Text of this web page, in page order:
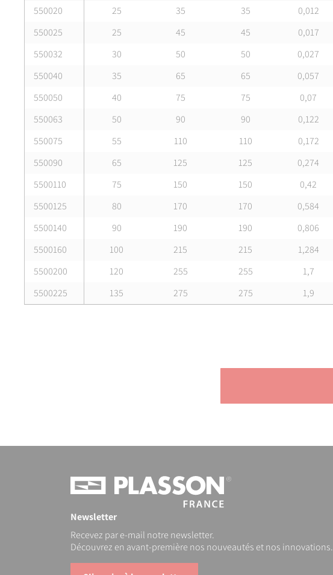
550020
25 35 35 0,012
550025
25 45 45 0,017
550032
30 50 50 0,027
550040
35 65 65 0,057
550050
40 75 75 0,07
550063
50 90 90 0,122
550075
55 110 110 0,172
550090
65 125 125 0,274
5500110
75 150 150 0,42
5500125
80 170 170 0,584
5500140
90 190 190 0,806
5500160
100 215 215 1,284
5500200
120 255 255 1,7
5500225
135 275 275 1,9
Newsletter
Recevez par e-mail notre newsletter.
Découvrez en avant-première nos nouveautés et nos innovations.